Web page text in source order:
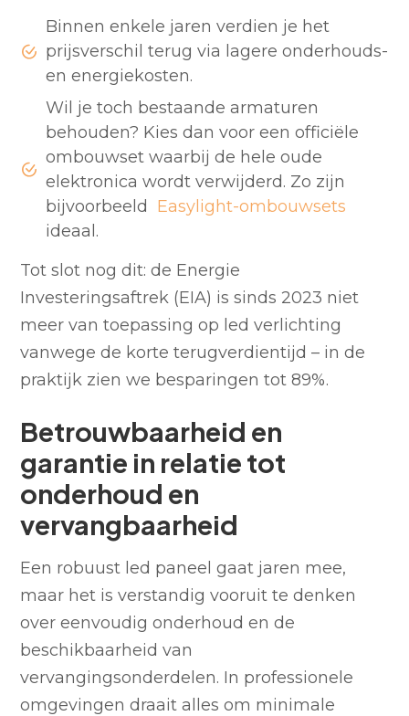
Binnen enkele jaren verdien je het
prijsverschil terug via lagere onderhouds-
en energiekosten.
Wil je toch bestaande armaturen
behouden? Kies dan voor een officiële
ombouwset waarbij de hele oude
elektronica wordt verwijderd. Zo zijn
bijvoorbeeld
Easylight-ombouwsets
ideaal.
Tot slot nog dit: de Energie
Investeringsaftrek (EIA) is sinds 2023 niet
meer van toepassing op led verlichting
vanwege de korte terugverdientijd – in de
praktijk zien we besparingen tot 89%.
Betrouwbaarheid en
garantie in relatie tot
onderhoud en
vervangbaarheid
Een robuust led paneel gaat jaren mee,
maar het is verstandig vooruit te denken
over eenvoudig onderhoud en de
beschikbaarheid van
vervangingsonderdelen. In professionele
omgevingen draait alles om minimale